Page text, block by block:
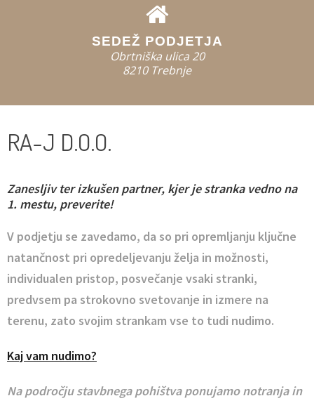
SEDEŽ PODJETJA
Obrtniška ulica 20
8210 Trebnje
RA-J D.O.O.
Zanesljiv ter izkušen partner, kjer je stranka vedno na
1. mestu, preverite!
V podjetju se zavedamo, da so pri opremljanju ključne
natančnost pri opredeljevanju želja in možnosti,
individualen pristop, posvečanje vsaki stranki,
predvsem pa strokovno svetovanje in izmere na
terenu, zato svojim strankam vse to tudi nudimo.
Kaj vam nudimo?
Na področju stavbnega pohištva ponujamo notranja in